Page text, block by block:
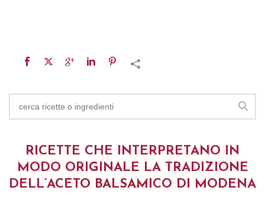
RICETTE CHE INTERPRETANO IN
MODO ORIGINALE LA TRADIZIONE
DELL’ACETO BALSAMICO DI MODENA